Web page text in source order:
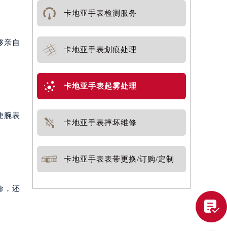
亲自
腕表
，还
卡地亚手表检测服务
卡地亚手表划痕处理
卡地亚手表起雾处理
卡地亚手表摔坏维修
卡地亚手表表带更换/订购/定制
